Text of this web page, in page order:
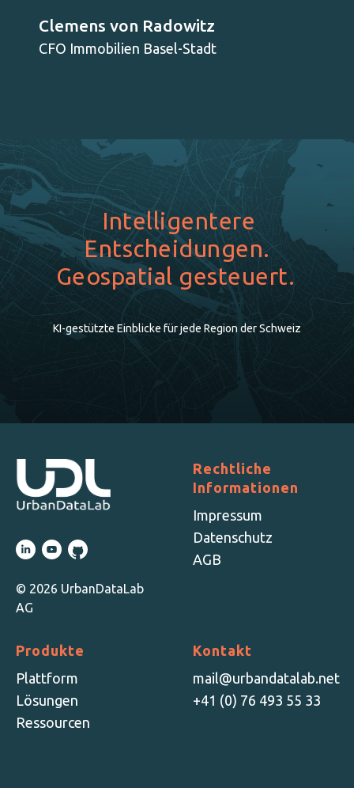
Clemens von Radowitz
CFO Immobilien Basel-Stadt
Intelligentere
Entscheidungen.
Geospatial gesteuert.
KI-gestützte Einblicke für jede Region der Schweiz
© 2026 UrbanDataLab
AG
Rechtliche
Informationen
Impressum
Datenschutz
AGB
Produkte
Plattform
Lösungen
Ressourcen
Kontakt
mail@urbandatalab.net
+41 (0) 76 493 55 33